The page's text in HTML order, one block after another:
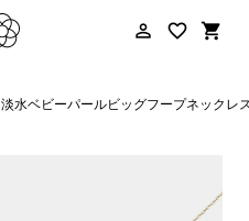
person_outline favorite_border shopping_cart
淡水ベビーパールビッグフープネックレ